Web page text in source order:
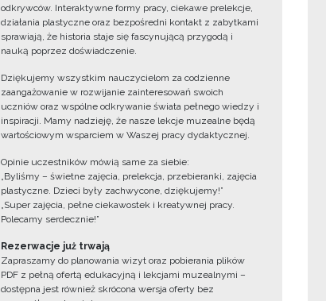
odkrywców. Interaktywne formy pracy, ciekawe prelekcje,
działania plastyczne oraz bezpośredni kontakt z zabytkami
sprawiają, że historia staje się fascynującą przygodą i
nauką poprzez doświadczenie.
Dziękujemy wszystkim nauczycielom za codzienne
zaangażowanie w rozwijanie zainteresowań swoich
uczniów oraz wspólne odkrywanie świata pełnego wiedzy i
inspiracji. Mamy nadzieję, że nasze lekcje muzealne będą
wartościowym wsparciem w Waszej pracy dydaktycznej.
Opinie uczestników mówią same za siebie:
„Byliśmy – świetne zajęcia, prelekcja, przebieranki, zajęcia
plastyczne. Dzieci były zachwycone, dziękujemy!”
„Super zajęcia, pełne ciekawostek i kreatywnej pracy.
Polecamy serdecznie!”
Rezerwacje już trwają
Zapraszamy do planowania wizyt oraz pobierania plików
PDF z pełną ofertą edukacyjną i lekcjami muzealnymi –
dostępna jest również skrócona wersja oferty bez